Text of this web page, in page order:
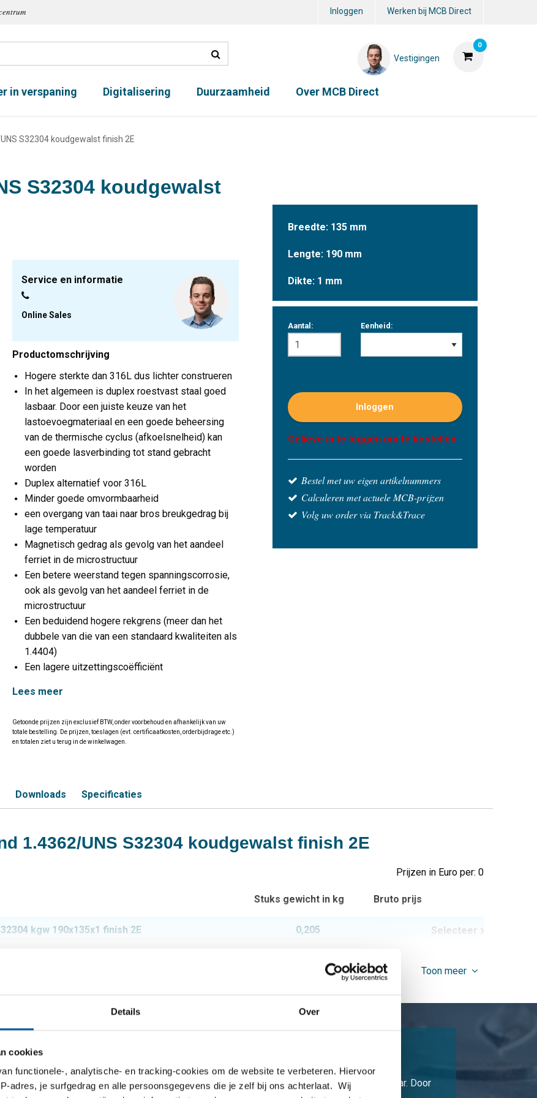
Details Over
cookies
functionele-, analytische- en tracking-cookies om de website te verbeteren. Hiervoor
adres, je surfgedrag en alle persoonsgegevens die je zelf bij ons achterlaat. Wij
Inloggen Werken bij MCB Direct
0
Vestigingen
in verspaning Digitalisering Duurzaamheid Over MCB Direct
S32304 koudgewalst finish 2E
S32304 koudgewalst
Service en informatie
Online Sales
Productomschrijving
Hogere sterkte dan 316L dus lichter construeren
In het algemeen is duplex roestvast staal goed
lasbaar. Door een juiste keuze van het
lastoevoegmateriaal en een goede beheersing
van de thermische cyclus (afkoelsnelheid) kan
een goede lasverbinding tot stand gebracht
worden
Duplex alternatief voor 316L
Minder goede omvormbaarheid
een overgang van taai naar bros breukgedrag bij
lage temperatuur
Magnetisch gedrag als gevolg van het aandeel
ferriet in de microstructuur
Een betere weerstand tegen spanningscorrosie,
ook als gevolg van het aandeel ferriet in de
microstructuur
Een beduidend hogere rekgrens (meer dan het
dubbele van die van een standaard kwaliteiten als
1.4404)
Een lagere uitzettingscoëfficiënt
Lees meer
Getoonde prijzen zijn exclusief BTW, onder voorbehoud en afhankelijk van uw
totale bestelling. De prijzen, toeslagen (evt. certificaatkosten, orderbijdrage etc.)
en totalen ziet u terug in de winkelwagen.
Breedte: 135 mm
Lengte: 190 mm
Dikte: 1 mm
Aantal: Eenheid:
Inloggen
Gelieve in te loggen om te bestellen
Bestel met uw eigen artikelnummers
Calculeren met actuele MCB-prijzen
Volg uw order via Track&Trace
Downloads Specificaties
1.4362/UNS S32304 koudgewalst finish 2E
Prijzen in Euro per: 0
Stuks gewicht in kg Bruto prijs
kgw 190x135x1 finish 2E 0,205 Selecteer
Toon meer
wordt deze
Hierdoor heeft
In het algemeen is duplex roestvast staal goed lasbaar. Door